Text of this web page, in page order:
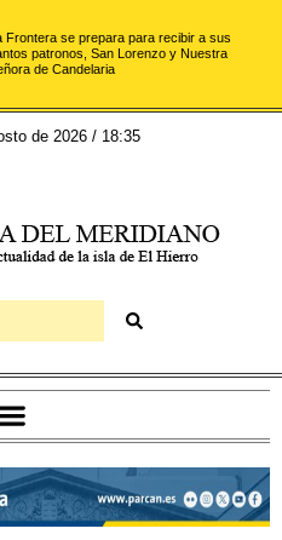
Frontera se prepara para recibir a sus
patronos, San Lorenzo y Nuestra
de Candelaria
de 2026 / 18:35